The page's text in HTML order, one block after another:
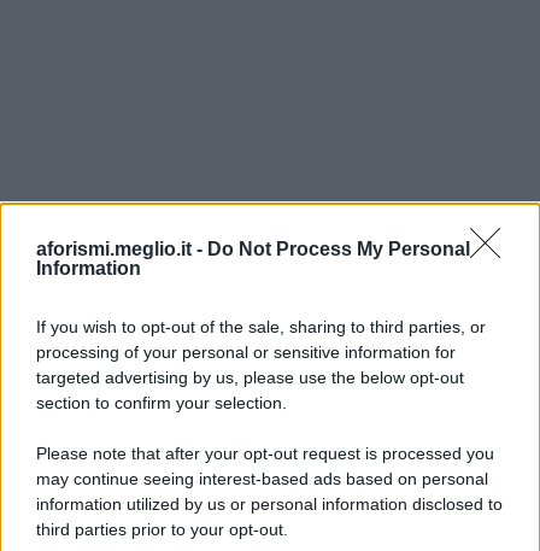
aforismi.meglio.it - Do Not Process My Personal
Information
If you wish to opt-out of the sale, sharing to third parties, or
processing of your personal or sensitive information for
targeted advertising by us, please use the below opt-out
section to confirm your selection.
Please note that after your opt-out request is processed you
may continue seeing interest-based ads based on personal
information utilized by us or personal information disclosed to
third parties prior to your opt-out.
Ricevi LE FRASI PIÙ BELLE via e-mail
E-mail